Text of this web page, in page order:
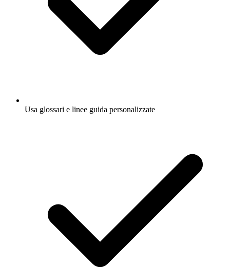
Usa glossari e linee guida personalizzate